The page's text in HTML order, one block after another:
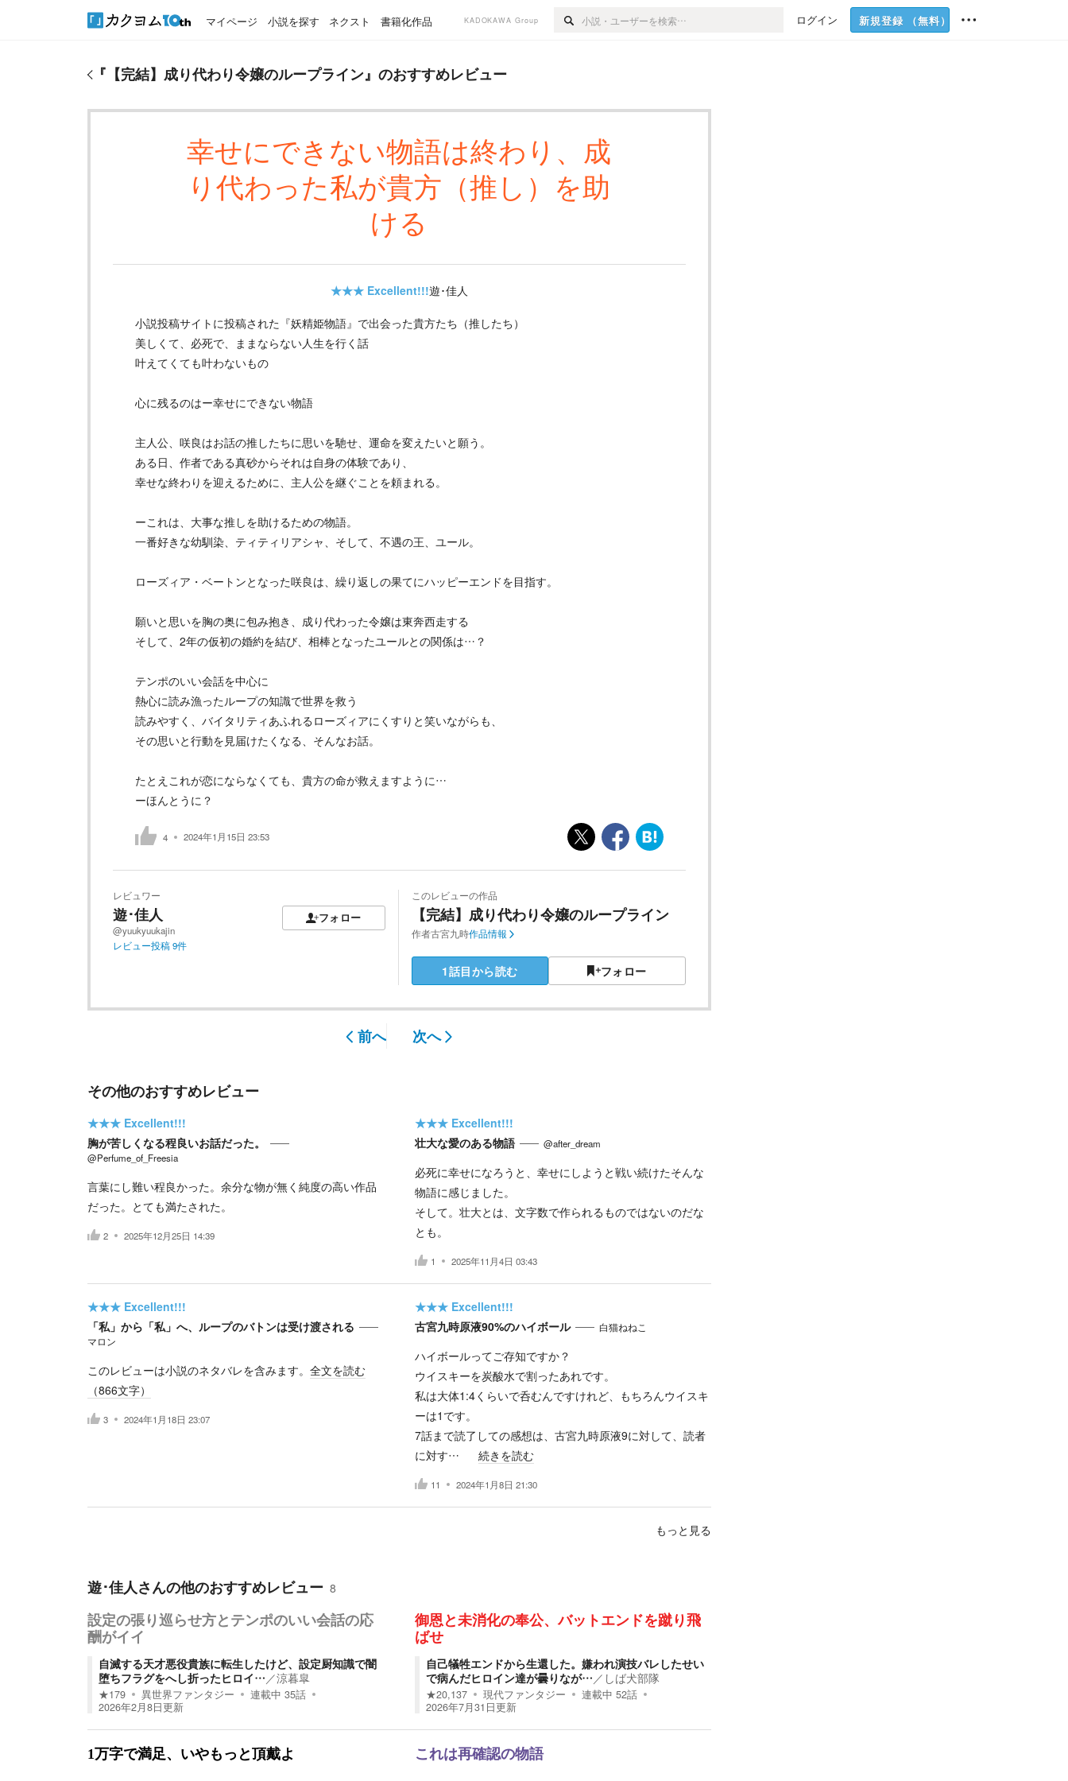
マイページ 小説を探す ネクスト 書籍化作品 KADOKAWA Group ログイン 新規登録 （無料）
『 【完結】成り代わり令嬢のループライン』のおすすめレビュー
幸せにできない物語は終わり、成
り代わった私が貴方（推し）を助
ける
★★★ Excellent!!!遊･佳人
小説投稿サイトに投稿された『妖精姫物語』で出会った貴方たち（推したち）
美しくて、必死で、ままならない人生を行く話
叶えてくても叶わないもの
心に残るのはー幸せにできない物語
主人公、咲良はお話の推したちに思いを馳せ、運命を変えたいと願う。
ある日、作者である真砂からそれは自身の体験であり、
幸せな終わりを迎えるために、主人公を継ぐことを頼まれる。
ーこれは、大事な推しを助けるための物語。
一番好きな幼馴染、ティティリアシャ、そして、不遇の王、ユール。
ローズィア・ベートンとなった咲良は、繰り返しの果てにハッピーエンドを目指す。
願いと思いを胸の奥に包み抱き、成り代わった令嬢は東奔西走する
そして、2年の仮初の婚約を結び、相棒となったユールとの関係は…？
テンポのいい会話を中心に
熱心に読み漁ったループの知識で世界を救う
読みやすく、バイタリティあふれるローズィアにくすりと笑いながらも、
その思いと行動を見届けたくなる、そんなお話。
たとえこれが恋にならなくても、貴方の命が救えますように…
ーほんとうに？
4 2024年1月15日 23:53
レビュワー
遊･佳人
@yuukyuukajin
フォロー
レビュー投稿9件
このレビューの作品
【完結】成り代わり令嬢のループライン
作者古宮九時作品情報
1話目から読む フォロー
前へ 次へ
その他のおすすめレビュー
★★★ Excellent!!!
胸が苦しくなる程良いお話だった。
@Perfume_of_Freesia
言葉にし難い程良かった。余分な物が無く純度の高い作品
だった。とても満たされた。
2 2025年12月25日 14:39
★★★ Excellent!!!
壮大な愛のある物語
@after_dream
必死に幸せになろうと、幸せにしようと戦い続けたそんな
物語に感じました。
そして。壮大とは、文字数で作られるものではないのだな
とも。
1 2025年11月4日 03:43
★★★ Excellent!!!
「私」から「私」へ、ループのバトンは受け渡される
マロン
このレビューは小説のネタバレを含みます。 全文を読む
（866文字）
3 2024年1月18日 23:07
★★★ Excellent!!!
古宮九時原液90%のハイボール
白猫ねねこ
ハイボールってご存知ですか？
ウイスキーを炭酸水で割ったあれです。
私は大体1:4くらいで呑むんですけれど、もちろんウイスキ
ーは1です。
7話まで読了しての感想は、古宮九時原液9に対して、読者
に対す…
続きを読む
11 2024年1月8日 21:30
もっと見る
遊･佳人さんの他のおすすめレビュー 8
設定の張り巡らせ方とテンポのいい会話の応
酬がイイ
自滅する天才悪役貴族に転生したけど、設定厨知識で闇
堕ちフラグをへし折ったヒロイ…／涼暮皐
★179 異世界ファンタジー 連載中 35話
2026年2月8日更新
御恩と未消化の奉公、バットエンドを蹴り飛
ばせ
自己犠牲エンドから生還した。嫌われ演技バレしたせい
で病んだヒロイン達が曇りなが…／ しば犬部隊
★20,137 現代ファンタジー 連載中 52話
2026年7月31日更新
1万字で満足、いやもっと頂戴よ これは再確認の物語